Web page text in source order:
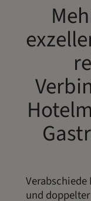
und